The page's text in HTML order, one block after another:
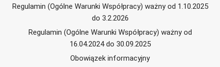
Regulamin (Ogólne Warunki Współpracy) ważny od 1.10.2025
do 3.2.2026
Regulamin (Ogólne Warunki Współpracy) ważny od
16.04.2024 do 30.09.2025
Obowiązek informacyjny